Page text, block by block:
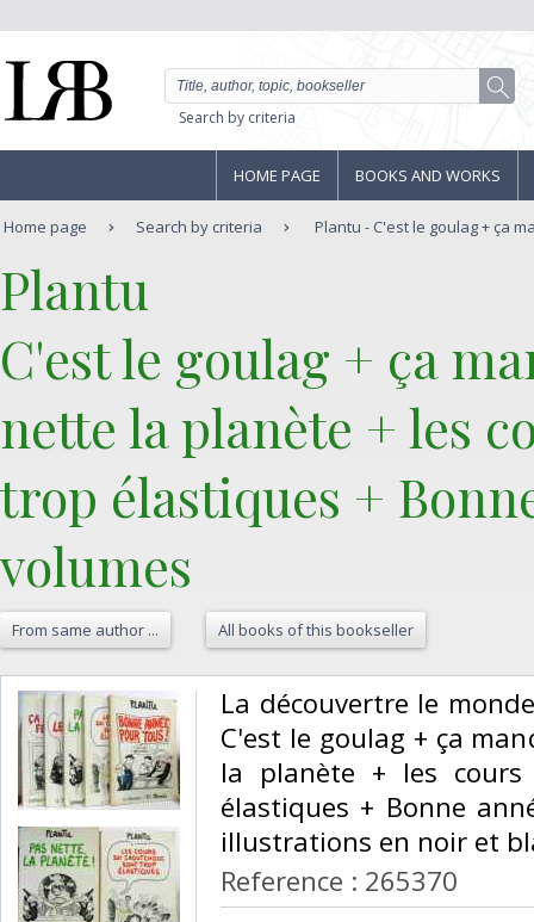
Search by criteria
HOME PAGE BOOKS AND WORKS
Home page Search by criteria Plantu - C'est le goulag + ça
‎Plantu‎
‎C'est le goulag + ça
nette la planète + les
trop élastiques +
volumes‎
From same author ... All books of this bookseller
‎La découvertre le
C'est le goulag + ça
la planète + les
élastiques + Bonne
illustrations en noir et
Reference : 265370